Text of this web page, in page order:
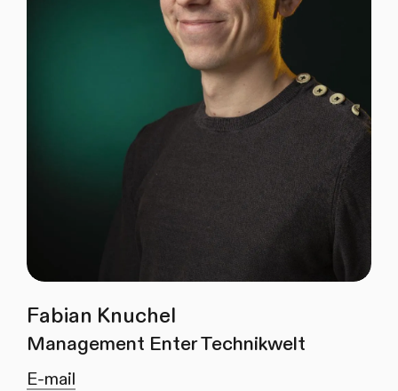
Fabian Knuchel
Management Enter Technikwelt
E-mail